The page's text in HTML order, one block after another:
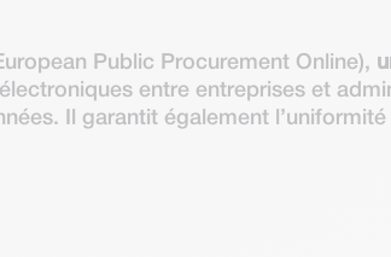
Public Procurement Online),
entre entreprises et
Il garantit également